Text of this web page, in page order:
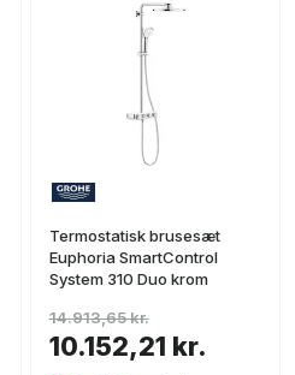
Termostatisk brusesæt
Euphoria SmartControl
System 310 Duo krom
10.152,21 kr.
14.913,65 kr.